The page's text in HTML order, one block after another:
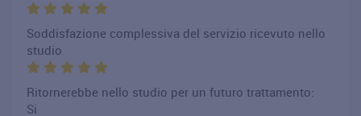
Soddisfazione complessiva del servizio ricevuto nello
studio
Ritornerebbe nello studio per un futuro trattamento:
Si